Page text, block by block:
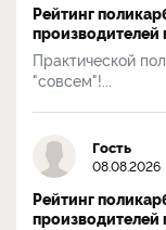
Рейтинг
производителей
Практической
"совсем"!...
Гость
08.08.2026
Рейтинг
производителей